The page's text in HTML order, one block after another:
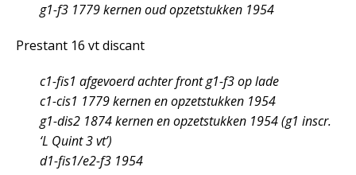
g1-f3 1779 kernen oud opzetstukken 1954
Prestant 16 vt discant
c1-fis1 afgevoerd achter front g1-f3op lade
c1-cis1 1779 kernen en opzetstukken 1954
g1-dis2 1874 kernen en opzetstukken 1954 (g1 inscr.
‘L Quint 3 vt’)
d1-fis1/e2-f3 1954